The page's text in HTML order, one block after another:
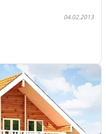
04.02.2013